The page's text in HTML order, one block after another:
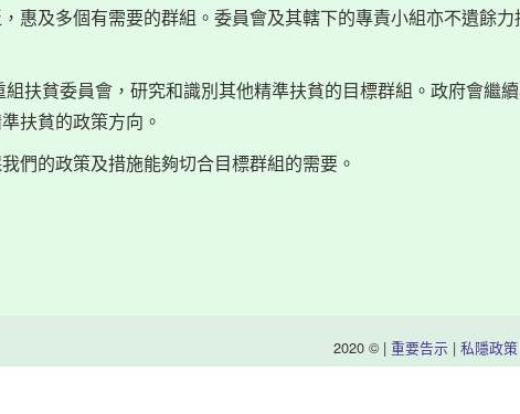
惠及多個有需要的群組。委員會及其轄下的專責小組亦不遺餘
扶貧委員會，研究和識別其他精準扶貧的目標群組。政府會繼
扶貧的政策方向。
們的政策及措施能夠切合目標群組的需要。
2020 © | 重要告示 | 私隱政策